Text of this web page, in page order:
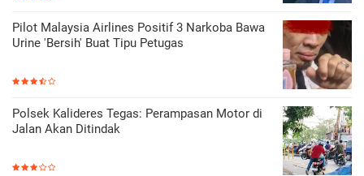
Pilot Malaysia Airlines Positif 3 Narkoba Bawa
Urine 'Bersih' Buat Tipu Petugas
Polsek Kalideres Tegas: Perampasan Motor di
Jalan Akan Ditindak